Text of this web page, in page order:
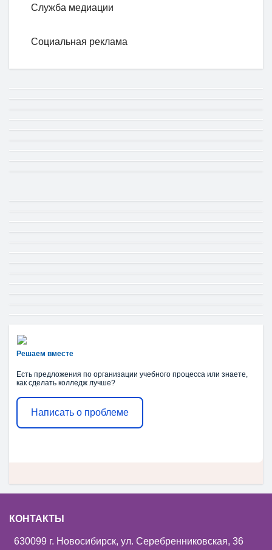
Служба медиации
Социальная реклама
Решаем вместе
Есть предложения по организации учебного процесса или знаете,
как сделать колледж лучше?
Написать о проблеме
КОНТАКТЫ
630099 г. Новосибирск, ул. Серебренниковская, 36